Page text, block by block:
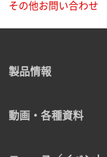
その他お問い合わせ
製品情報
動画・各種資料